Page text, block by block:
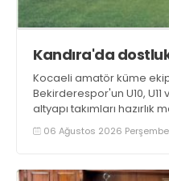
Kandıra'da
Kocaeli amatör küme
Bekirderespor'un U10,
altyapı takımları hazırlık
genç futbolcunun ter
sporculara Kandıra'nın
06 Ağustos 2026 Perşembe